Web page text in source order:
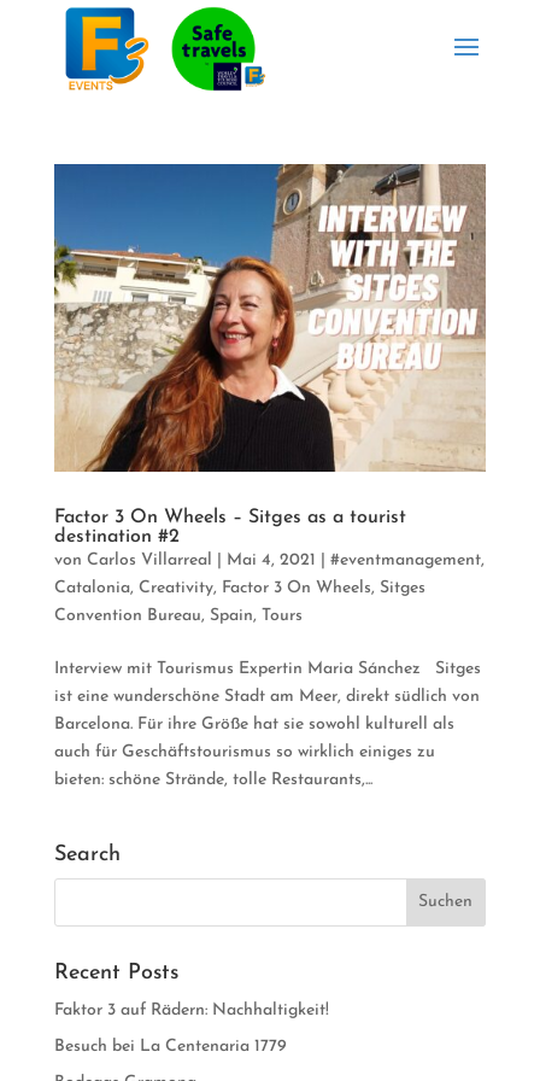
Factor 3 On Wheels – Sitges as a tourist
destination #2
von Carlos Villarreal Mai 4, 2021 #eventmanagement,
Catalonia, Creativity, Factor 3 On Wheels, Sitges
Convention Bureau, Spain, Tours
Interview mit Tourismus Expertin Maria Sánchez Sitges
ist eine wunderschöne Stadt am Meer, direkt südlich von
Barcelona. Für ihre Größe hat sie sowohl kulturell als
auch für Geschäftstourismus so wirklich einiges zu
bieten: schöne Strände, tolle Restaurants,...
Search
Recent Posts
Faktor 3 auf Rädern: Nachhaltigkeit!
Besuch bei La Centenaria 1779